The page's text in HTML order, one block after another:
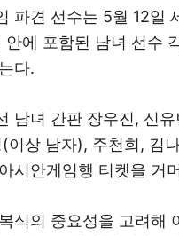
파견 선수는 5월 12일
안에 포함된 남녀 선수
다.
남녀 간판 장우진, 신
이상 남자), 주천희, 김
시안게임행 티켓을 거
식의 중요성을 고려해